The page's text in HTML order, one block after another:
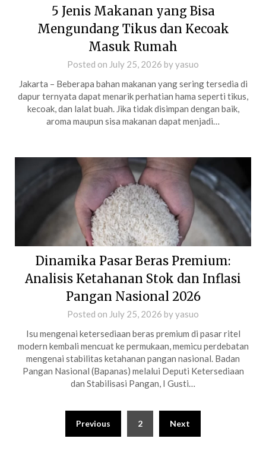
5 Jenis Makanan yang Bisa
Mengundang Tikus dan Kecoak
Masuk Rumah
Posted on July 25, 2026 byyasuo
Jakarta – Beberapa bahan makanan yang sering tersedia di
dapur ternyata dapat menarik perhatian hama seperti tikus,
kecoak, dan lalat buah. Jika tidak disimpan dengan baik,
aroma maupun sisa makanan dapat menjadi…
Dinamika Pasar Beras Premium:
Analisis Ketahanan Stok dan Inflasi
Pangan Nasional 2026
Posted on July 25, 2026 byyasuo
Isu mengenai ketersediaan beras premium di pasar ritel
modern kembali mencuat ke permukaan, memicu perdebatan
mengenai stabilitas ketahanan pangan nasional. Badan
Pangan Nasional (Bapanas) melalui Deputi Ketersediaan
dan Stabilisasi Pangan, I Gusti…
pagination
Previous 2 Next